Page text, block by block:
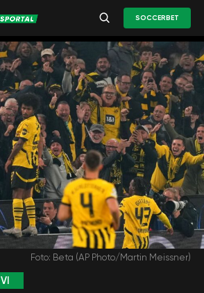
SOCCERBET
Foto: Beta (AP Photo/Martin Meissner)